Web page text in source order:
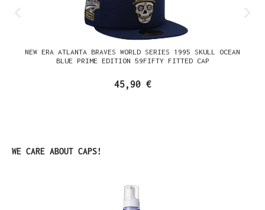
NEW ERA ATLANTA BRAVES WORLD SERIES 1995 SKULL OCEAN
BLUE PRIME EDITION 59FIFTY FITTED CAP
45,90 €
Produktgalerie überspringen
WE CARE ABOUT CAPS!